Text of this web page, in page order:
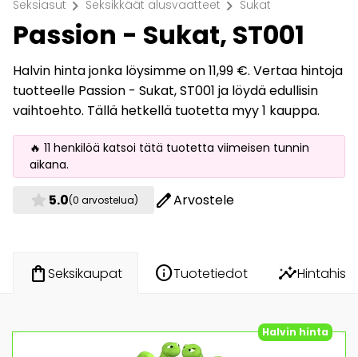
Seksiasut chevron_right Seksikkäät alusvaatteet chevron_right Sukat
Passion - Sukat, ST001
Halvin hinta jonka löysimme on 11,99 €. Vertaa hintoja
tuotteelle Passion - Sukat, ST001 ja löydä edullisin
vaihtoehto. Tällä hetkellä tuotetta myy 1 kauppa.
🔥 11 henkilöä katsoi tätä tuotetta viimeisen tunnin
aikana.
star 5.0(0 arvostelua) editArvostele
shopping_bagSeksikaupat infoTuotetiedot insights
Halvin hinta